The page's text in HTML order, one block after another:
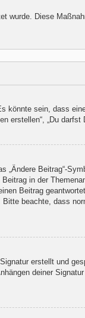
wurde. Diese
könnte sein, dass
erstellen“, „Du darfst
Beitrag“-
in der
Beitrag
beachte, dass
erstellt und
deiner